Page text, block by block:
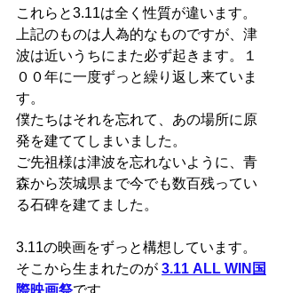
これらと3.11は全く性質が違います。
上記のものは人為的なものですが、津
波は近いうちにまた必ず起きます。１
００年に一度ずっと繰り返し来ていま
す。
僕たちはそれを忘れて、あの場所に原
発を建ててしまいました。
ご先祖様は津波を忘れないように、青
森から茨城県まで今でも数百残ってい
る石碑を建てました。
3.11の映画をずっと構想しています。
そこから生まれたのが 3.11 ALL WIN国
際映画祭です。